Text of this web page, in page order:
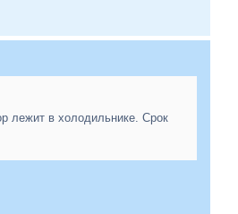
лежит в холодильнике. Срок